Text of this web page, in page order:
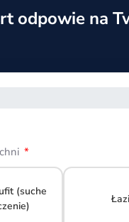
odpowie na
(suche